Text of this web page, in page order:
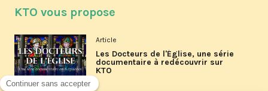
KTO vous propose
Article
Les Docteurs de l'Église, une série
documentaire à redécouvrir sur
KTO